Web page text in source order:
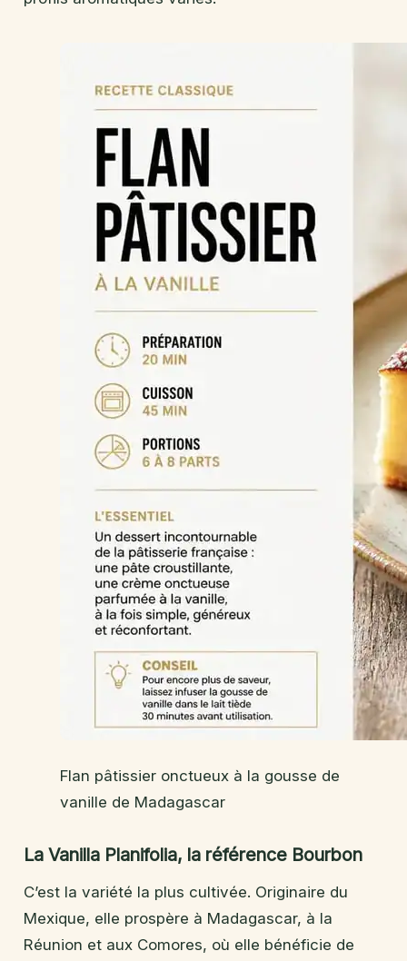
Flan pâtissier onctueux à la gousse de
vanille de Madagascar
La Vanilla Planifolia, la référence Bourbon
C’est la variété la plus cultivée. Originaire du
Mexique, elle prospère à Madagascar, à la
Réunion et aux Comores, où elle bénéficie de